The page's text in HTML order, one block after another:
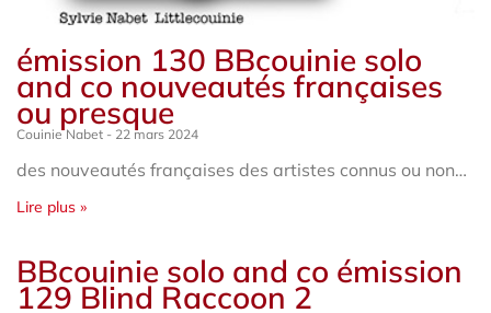
émission 130 BBcouinie solo
and co nouveautés françaises
ou presque
Couinie Nabet 22 mars 2024
des nouveautés françaises des artistes connus ou non…
Lire plus »
BBcouinie solo and co émission
129 Blind Raccoon 2